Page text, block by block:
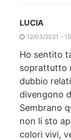
LUCIA
12/03/2021 -
Ho sentito
soprattutto
dubbio
divengono
Sembrano
non li sto
colori vivi,